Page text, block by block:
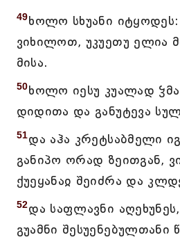
49ხოლო სხუანი
ვიხილოთ, უკუეთუ ელია
მისა.
50ხოლო იესუ კუალად
დიდითა და განუტევა
51და აჰა კრეტსაბმელი
განიპო ორად ზეითგან,
ქუეყანაჲ შეიძრა და
52და საფლავნი
გუამნი შესუენებულთანი